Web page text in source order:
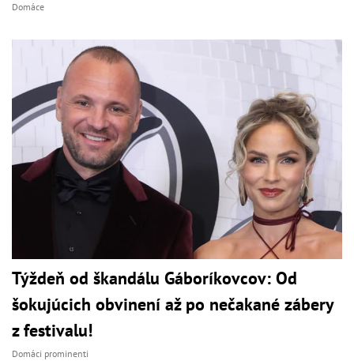
Domáce
Týždeň od škandálu Gáboríkovcov: Od
šokujúcich obvinení až po nečakané zábery
z festivalu!
Domáci prominenti